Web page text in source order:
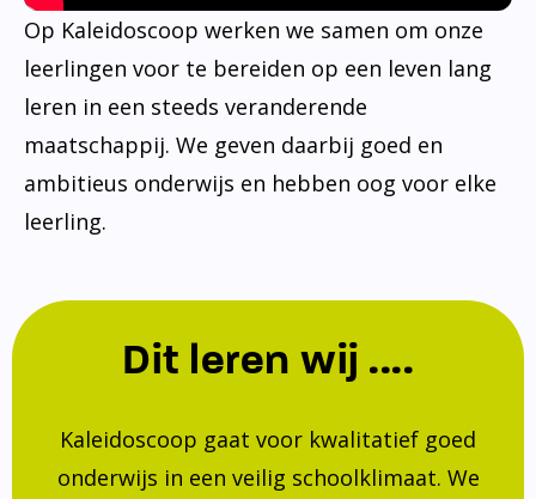
Op Kaleidoscoop werken we samen om onze
leerlingen voor te bereiden op een leven lang
leren in een steeds veranderende
maatschappij. We geven daarbij goed en
ambitieus onderwijs en hebben oog voor elke
leerling.
Dit leren wij ....
Kaleidoscoop gaat voor kwalitatief goed
onderwijs in een veilig schoolklimaat. We